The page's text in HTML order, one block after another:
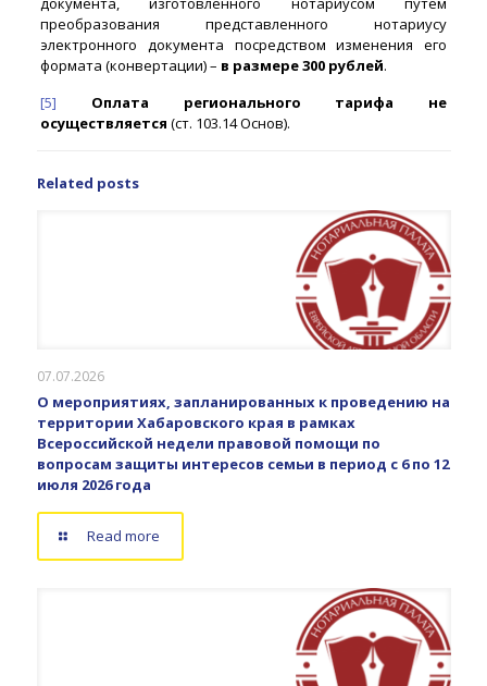
преобразования представленного нотариусу
электронного документа посредством изменения его
формата (конвертации) – в размере 300 рублей.
[5]
Оплата регионального тарифа не
осуществляется (ст. 103.14 Основ).
Related posts
07.07.2026
О мероприятиях, запланированных к проведению на
территории Хабаровского края в рамках
Всероссийской недели правовой помощи по
вопросам защиты интересов семьи в период с 6 по 12
июля 2026 года
Read more